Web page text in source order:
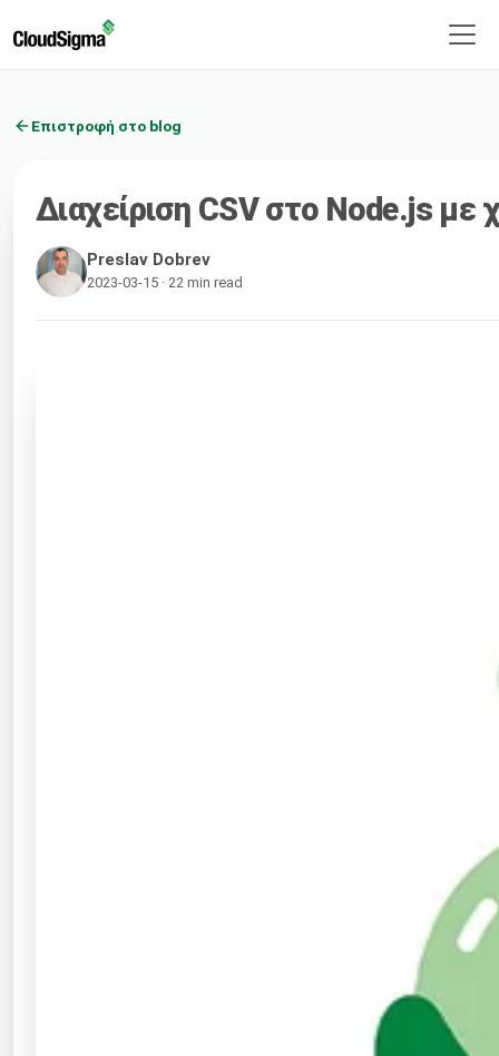
Επιστροφή στο blog
Διαχείριση CSV στο Node.js με
Preslav Dobrev
2023-03-15 · 22 min read